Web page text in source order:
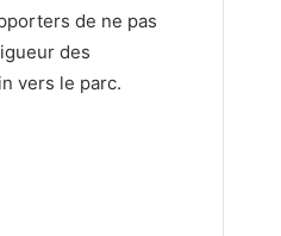
de ne pas
des
vers le parc.